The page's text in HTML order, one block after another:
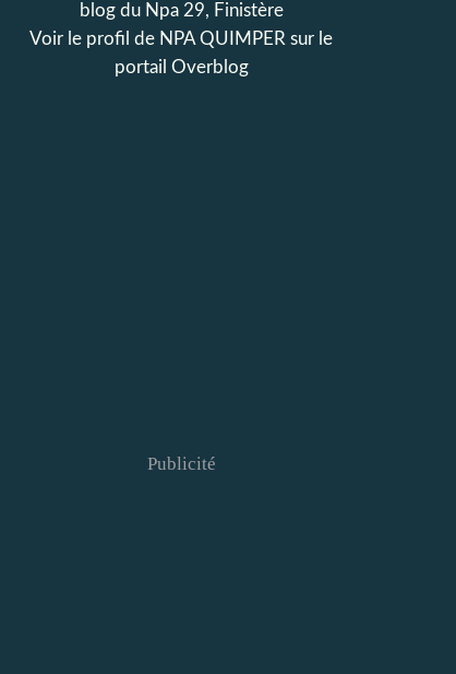
blog du Npa 29, Finistère
Voir le profil de NPA QUIMPER sur le
portail Overblog
Publicité